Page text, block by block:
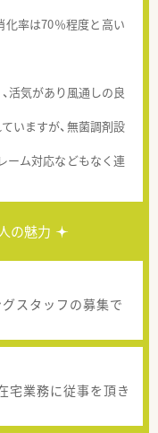
化率は70％程度と高い
活気があり風通しの良
いますが、無菌調剤設
ーム対応などもなく連
の魅力
スタッフの募集で
宅業務に従事を頂き